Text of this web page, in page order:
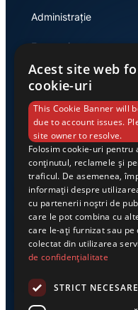
Administrație
Economie
Link-uri
Despre noi
Casa de editură
Acest site web
cookie-uri
This Cookie Banner will
due to account issues.
site owner to resolve.
Folosim cookie-uri pentru
conținutul, reclamele și
traficul. De asemenea,
informații despre
cu partenerii noștri de
care le pot combina cu
care le-ați furnizat sau pe
colectat din utilizarea
de confidențialitate
STRICT NECESARE